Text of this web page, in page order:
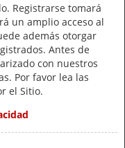
Registrarse tomará
un amplio acceso al
además otorgar
Antes de
con nuestros
Por favor lea las
el Sitio.